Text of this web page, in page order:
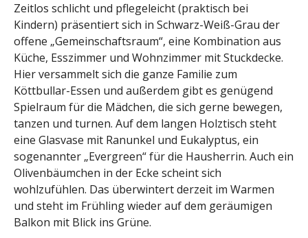
Zeitlos schlicht und pflegeleicht (praktisch bei
Kindern) präsentiert sich in Schwarz-Weiß-Grau der
offene „Gemeinschaftsraum“, eine Kombination aus
Küche, Esszimmer und Wohnzimmer mit Stuckdecke.
Hier versammelt sich die ganze Familie zum
Köttbullar-Essen und außerdem gibt es genügend
Spielraum für die Mädchen, die sich gerne bewegen,
tanzen und turnen. Auf dem langen Holztisch steht
eine Glasvase mit Ranunkel und Eukalyptus, ein
sogenannter „Evergreen“ für die Hausherrin. Auch ein
Olivenbäumchen in der Ecke scheint sich
wohlzufühlen. Das überwintert derzeit im Warmen
und steht im Frühling wieder auf dem geräumigen
Balkon mit Blick ins Grüne.